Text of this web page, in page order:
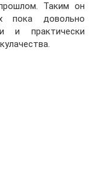
Таким он
пока довольно
и практически